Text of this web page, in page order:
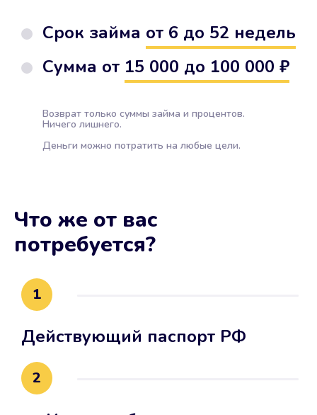
Срок займа от 6 до 52 недель
Сумма от 15 000 до 100 000 ₽
Возврат только суммы займа и процентов.
Ничего лишнего.
Деньги можно потратить на любые цели.
Что же от вас
потребуется?
1
Действующий паспорт РФ
2